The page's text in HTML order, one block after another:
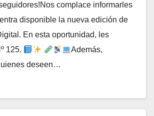
complace informarles
disponible la nueva edición de
En esta oportunidad, les
125.
Además,
deseen…